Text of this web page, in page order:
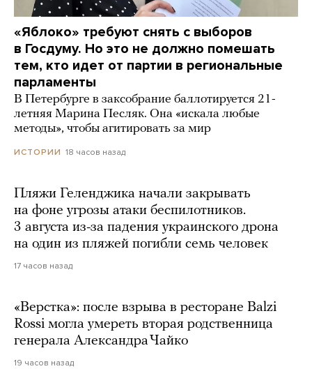
«Яблоко» требуют снять с выборов
в Госдуму. Но это не должно помешать
тем, кто идет от партии в региональные
парламенты
В Петербурге в заксобрание баллотируется 21-
летняя Марина Песляк. Она «искала любые
методы», чтобы агитировать за мир
ИСТОРИИ 18 часов назад
Пляжи Геленджика начали закрывать
на фоне угрозы атаки беспилотников.
3 августа из-за падения украинского дрона
на один из пляжей погибли семь человек
17 часов назад
«Верстка»: после взрыва в ресторане Balzi
Rossi могла умереть вторая родственница
генерала Александра Чайко
19 часов назад